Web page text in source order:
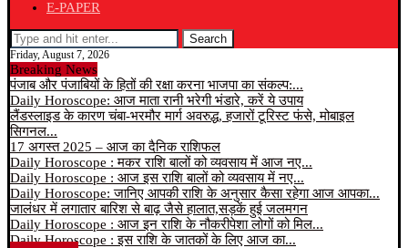
E-PAPER
Search
Friday, August 7, 2026
Breaking News
पंजाब और पंजाबियों के हितों की रक्षा करना भाजपा का संकल्प:...
Daily Horoscope: आज माता रानी भरेगी भंडारे, करें ये उपाय
लैंडस्लाइड के कारण चंबा-भरमौर मार्ग अवरुद्ध, हजारों टूरिस्ट फंसे, मोबाइल
सिगनल...
17 अगस्त 2025 – आज का दैनिक राशिफल
Daily Horoscope : मकर राशि बालों को व्यवसाय में आज नए...
Daily Horoscope : आज इस राशि बालों को व्यवसाय में नए...
Daily Horoscope: जानिए आपकी राशि के अनुसार कैसा रहेगा आज आपका...
जालंधर में लगातार बारिश से बाढ़ जैसे हालात,सड़कें हुई जलमगन
Daily Horoscope : आज इन राशि के नौकरीपेशा लोगों को मिल...
Daily Horoscope : इस राशि के जातकों के लिए आज का...